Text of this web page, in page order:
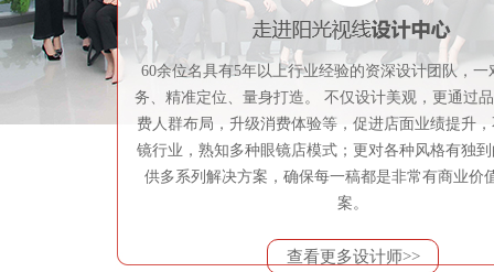
60余位名具有5年以上行业经验的资深设计团队，一
务、精准定位、量身打造。 不仅设计美观，更通过
费人群布局，升级消费体验等，促进店面业绩提升
镜行业，熟知多种眼镜店模式；更对各种风格有独
供多系列解决方案，确保每一稿都是非常有商业价
案。
查看更多设计师>>